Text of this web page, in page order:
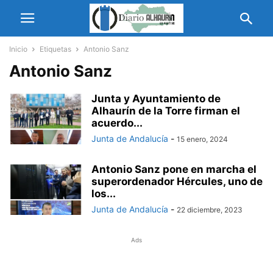
Inicio Etiquetas Antonio Sanz
Antonio Sanz
Junta y Ayuntamiento de
Alhaurín de la Torre firman el
acuerdo...
Junta de Andalucía - 15 enero, 2024
Antonio Sanz pone en marcha el
superordenador Hércules, uno de
los...
Junta de Andalucía - 22 diciembre, 2023
Ads